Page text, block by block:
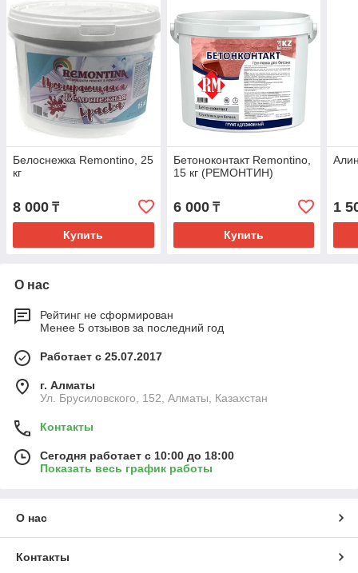
Белоснежка Remontino, 25
кг
8 000 ₸
Купить
Бетоноконтакт Remontino,
15 кг (РЕМОНТИН)
6 000₸
Купить
1
О нас
Рейтинг не сформирован
Менее 5 отзывов за последний год
Работает с 25.07.2017
г. Алматы
Ул. Брусиловского, 152, Алматы, Казахстан
Контакты
Сегодня работает с 10:00 до 18:00
Показать весь график работы
О нас
Контакты